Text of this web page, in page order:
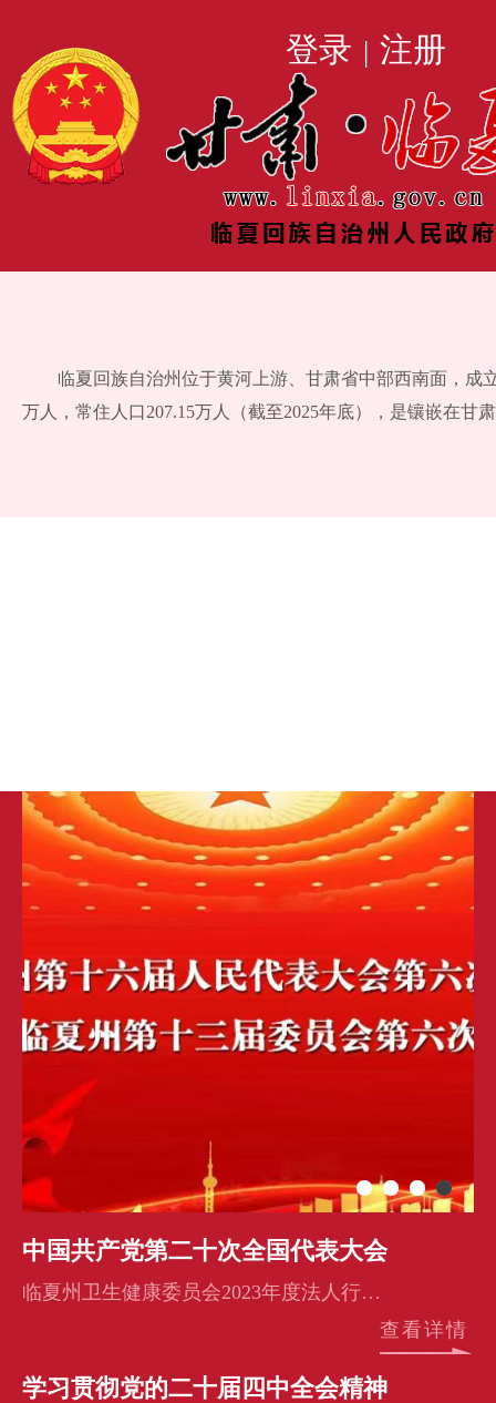
登录 | 注册
中国共产党第二十次全国代表大会
临夏州卫生健康委员会2023年度法人行政许可信息公示
查看详情
学习贯彻党的二十届四中全会精神
临夏回族自治州位于黄河上游、甘肃省中部西南面，成
万人，常住人口207.15万人（截至2025年底），是镶嵌在甘